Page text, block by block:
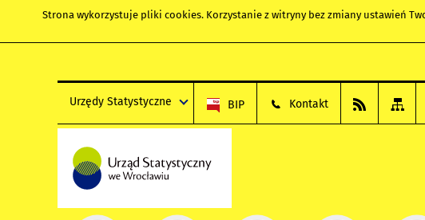
Strona wykorzystuje pliki cookies. Korzystanie z witryny bez zmiany ustawień
Urzędy Statystyczne BIP Kontakt